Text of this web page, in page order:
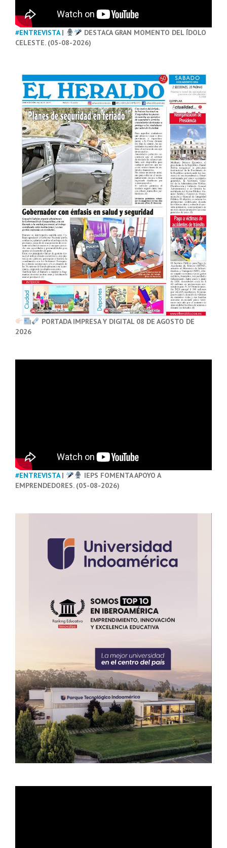
#ENTREVISTA|
DESTACA GRAN MOMENTO DEL ÍDOLO
CELESTE. (05-08-2026)
PORTADA IMPRESA Y DIGITAL 08 DE AGOSTO DE
2026
#ENTREVISTA|
IEPS FOMENTA APOYO A
EMPRENDEDORES. (05-08-2026)